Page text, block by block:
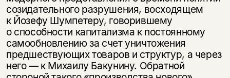
созидательного разрушения, восходящем
к Йозефу Шумпетеру, говорившему
о способности капитализма к постоянному
самообновлению за счет уничтожения
предшествующих товаров и структур, а через
него — к Михаилу Бакунину. Обратной